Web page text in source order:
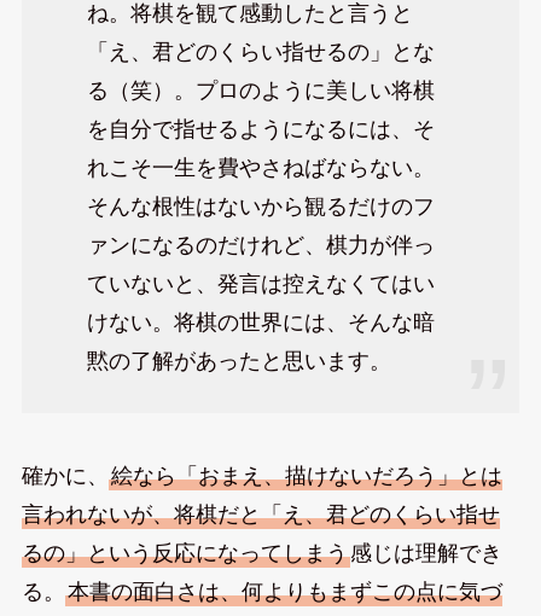
ね。将棋を観て感動したと言うと
「え、君どのくらい指せるの」とな
る（笑）。プロのように美しい将棋
を自分で指せるようになるには、そ
れこそ一生を費やさねばならない。
そんな根性はないから観るだけのフ
ァンになるのだけれど、棋力が伴っ
ていないと、発言は控えなくてはい
けない。将棋の世界には、そんな暗
黙の了解があったと思います。
確かに、 絵なら「おまえ、描けないだろう」とは
言われないが、将棋だと「え、君どのくらい指せ
るの」という反応になってしまう感じは理解でき
る。 本書の面白さは、何よりもまずこの点に気づ